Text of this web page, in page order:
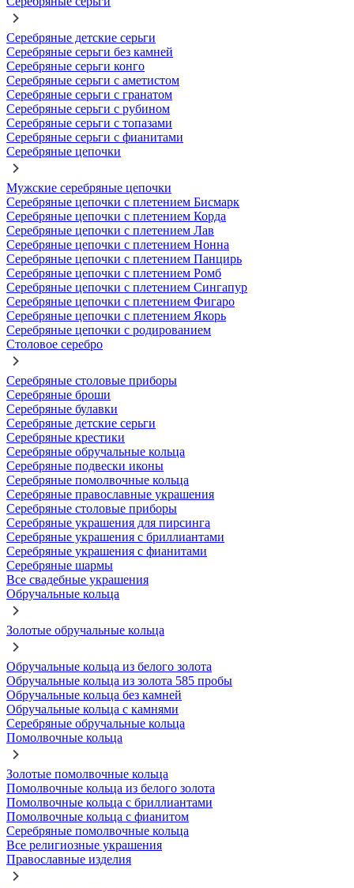
Серебряные детские серьги
Серебряные серьги без камней
Серебряные серьги конго
Серебряные серьги с аметистом
Серебряные серьги с гранатом
Серебряные серьги с рубином
Серебряные серьги с топазами
Серебряные серьги с фианитами
Серебряные цепочки
Мужские серебряные цепочки
Серебряные цепочки с плетением Бисмарк
Серебряные цепочки с плетением Корда
Серебряные цепочки с плетением Лав
Серебряные цепочки с плетением Нонна
Серебряные цепочки с плетением Панцирь
Серебряные цепочки с плетением Ромб
Серебряные цепочки с плетением Сингапур
Серебряные цепочки с плетением Фигаро
Серебряные цепочки с плетением Якорь
Серебряные цепочки с родированием
Столовое серебро
Серебряные столовые приборы
Серебряные броши
Серебряные булавки
Серебряные детские серьги
Серебряные крестики
Серебряные обручальные кольца
Серебряные подвески иконы
Серебряные помолвочные кольца
Серебряные православные украшения
Серебряные столовые приборы
Серебряные украшения для пирсинга
Серебряные украшения с бриллиантами
Серебряные украшения с фианитами
Серебряные шармы
Все свадебные украшения
Обручальные кольца
Золотые обручальные кольца
Обручальные кольца из белого золота
Обручальные кольца из золота 585 пробы
Обручальные кольца без камней
Обручальные кольца с камнями
Серебряные обручальные кольца
Помолвочные кольца
Золотые помолвочные кольца
Помолвочные кольца из белого золота
Помолвочные кольца с бриллиантами
Помолвочные кольца с фианитом
Серебряные помолвочные кольца
Все религиозные украшения
Православные изделия